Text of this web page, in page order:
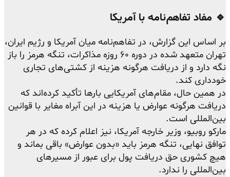
🔹 مفاد تفاهم‌نامه با آمریکا
بر اساس این گزارش، در تفاهم‌نامه میان آمریکا و رژیم ایران،
تهران متعهد شده در دوره ۶۰ روزه مذاکرات، تنگه هرمز را باز
نگه دارد و از دریافت هرگونه هزینه از کشتی‌های تجاری
خودداری کند.
در همین حال، مقام‌های آمریکایی بارها تأکید کرده‌اند که
دریافت هرگونه عوارض یا هزینه در این آبراه مغایر با قوانین
بین‌المللی است.
مارکو روبیو، وزیر خارجه آمریکا، نیز اعلام کرده که در هر
توافق نهایی، تنگه هرمز باید «بدون عوارض» باقی بماند و
هیچ کشوری حق دریافت پول برای عبور از مسیرهای
بین‌المللی را ندارد.